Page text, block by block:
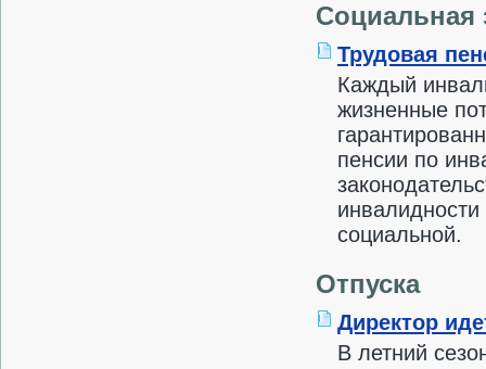
Социальная
Трудовая
Каждый
жизненные
пенсии по
социальной.
Отпуска
Директор
В летний